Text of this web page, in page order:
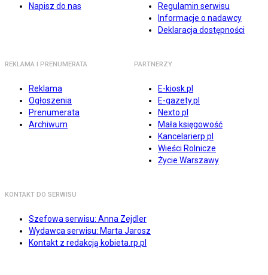
Napisz do nas
Regulamin serwisu
Informacje o nadawcy
Deklaracja dostępności
REKLAMA I PRENUMERATA
Reklama
Ogłoszenia
Prenumerata
Archiwum
PARTNERZY
E-kiosk.pl
E-gazety.pl
Nexto.pl
Mała księgowość
Kancelarierp.pl
Wieści Rolnicze
Życie Warszawy
KONTAKT DO SERWISU
Szefowa serwisu: Anna Zejdler
Wydawca serwisu: Marta Jarosz
Kontakt z redakcją kobieta.rp.pl